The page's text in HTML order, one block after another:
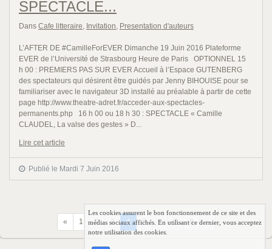
SPECTACLE...
Dans Cafe litteraire Invitation Presentation d'auteurs
L’AFTER DE #CamilleForEVER Dimanche 19 Juin 2016 Plateforme
EVER de l’Université de Strasbourg Heure de Paris OPTIONNEL 15
h 00 : PREMIERS PAS SUR EVER Accueil à l’Espace GUTENBERG
des spectateurs qui désirent être guidés par Jenny BIHOUISE pour se
familiariser avec le navigateur 3D installé au préalable à partir de cette
page http://www.theatre-adret.fr/acceder-aux-spectacles-
permanents.php 16 h 00 ou 18 h 30 : SPECTACLE « Camille
CLAUDEL, La valse des gestes » D...
Lire cet article
Publié le Mardi 7 Juin 2016
«Précédent
1 2 3 4 5 6 7 8 »Suivant
Les cookies assurent le bon fonctionnement de ce site et des
médias sociaux affichés. En utilisant ce dernier, vous acceptez
notre utilisation des cookies.